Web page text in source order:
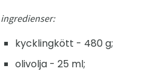
ingredienser:
kycklingkött - 480 g;
olivolja - 25 ml;